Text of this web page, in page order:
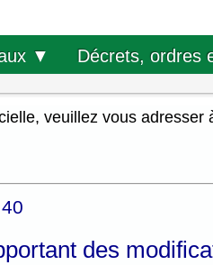
▼ Décrets, ordres
veuillez vous adresser
des